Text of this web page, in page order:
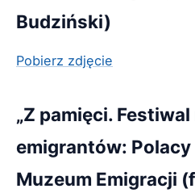
Budziński)
Pobierz zdjęcie
„Z pamięci.
emigrantów: Polacy
Muzeum Emigracji